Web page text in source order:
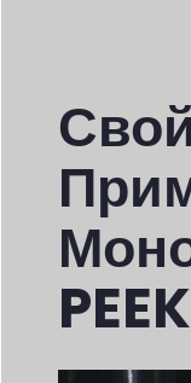
PEEK